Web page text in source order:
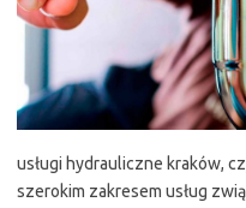
usługi hydrauliczne kraków,
szerokim zakresem usług